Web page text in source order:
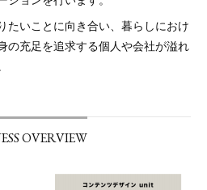
たいことに向き合い、暮らしにおけ
の充足を追求する個人や会社が溢れ
OVERVIEW